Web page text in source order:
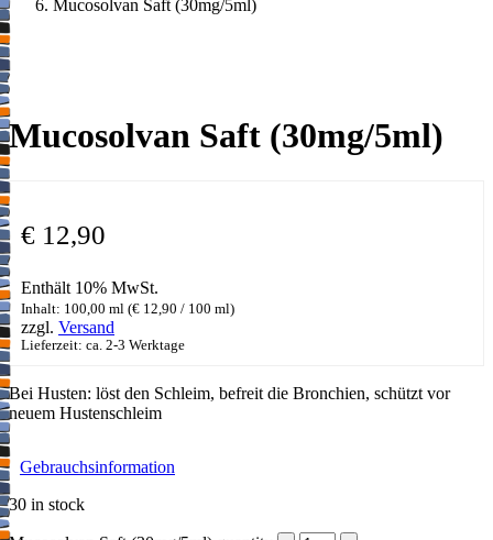
Mucosolvan Saft (30mg/5ml)
Mucosolvan Saft (30mg/5ml)
€ 12,90
Enthält 10% MwSt.
Inhalt: 100,00 ml (€ 12,90 / 100 ml)
zzgl. Versand
Lieferzeit: ca. 2-3 Werktage
Bei Husten: löst den Schleim, befreit die Bronchien, schützt vor
neuem Hustenschleim
Gebrauchsinformation
30 in stock